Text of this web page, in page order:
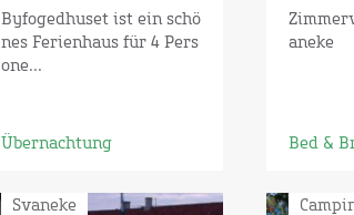
Byfogedhuset ist ein schö
nes Ferienhaus für 4 Pers
one...
Übernachtung
aneke
Bed &
Svaneke